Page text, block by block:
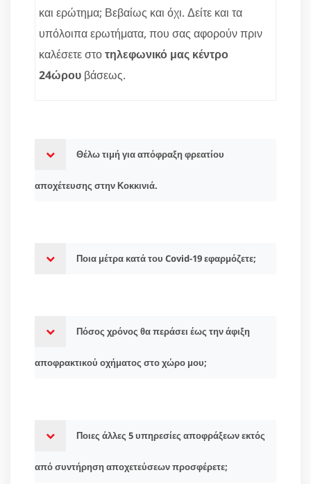
και ερώτημα; Βεβαίως και όχι. Δείτε και τα
υπόλοιπα ερωτήματα, που σας αφορούν πριν
καλέσετε στοτηλεφωνικό μας κέντρο
24ώρου βάσεως.
Θέλω τιμή για απόφραξη φρεατίου
αποχέτευσης στην Κοκκινιά.
Ποια μέτρα κατά του Covid-19 εφαρμόζετε;
Πόσος χρόνος θα περάσει έως την άφιξη
αποφρακτικού οχήματος στο χώρο μου;
Ποιες άλλες 5 υπηρεσίες αποφράξεων εκτός
από συντήρηση αποχετεύσεων προσφέρετε;